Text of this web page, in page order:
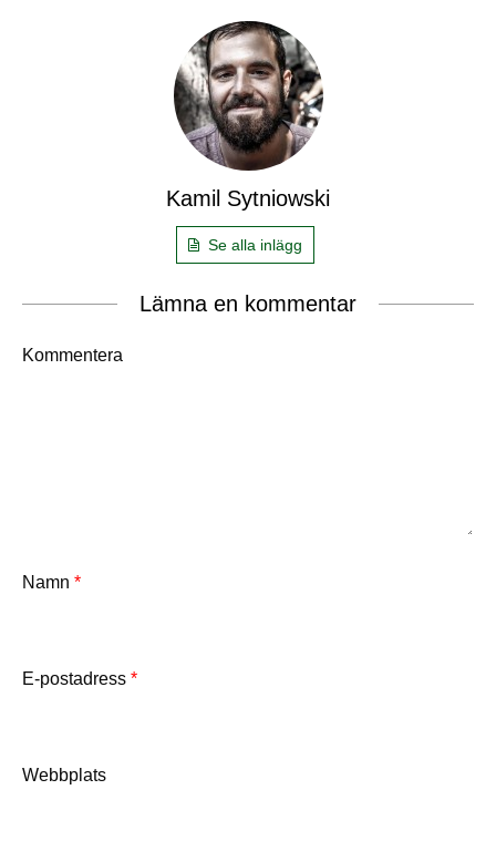
Kamil Sytniowski
Se alla inlägg
Lämna en kommentar
Kommentera
Namn *
E-postadress *
Webbplats